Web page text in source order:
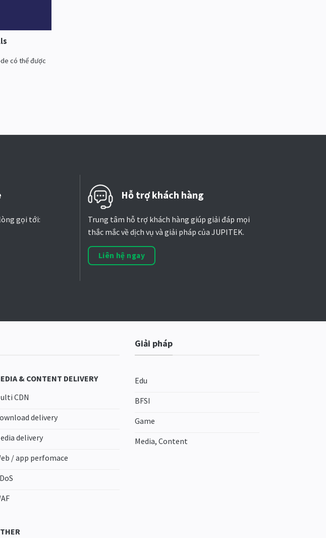
có thể được
gọi tới:
Hỗ trợ khách hàng
Trung tâm hỗ trợ khách hàng giúp giải đáp mọi
thắc mắc về dịch vụ và giải pháp của JUPITEK.
Liên hệ ngay
& CONTENT DELIVERY
CDN
delivery
delivery
/ app perfomace
Giải pháp
Edu
BFSI
Game
Media, Content